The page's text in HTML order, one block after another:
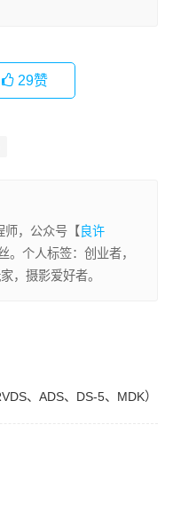
29赞
师，公众号【 良许
。个人标签：创业者，
，摄影爱好者。
、ADS、DS-5、MDK）